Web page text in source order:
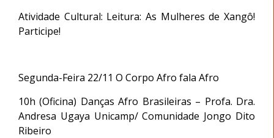
Atividade Cultural: Leitura: As Mulheres de Xangô!
Participe!
Segunda-Feira 22/11 O Corpo Afro fala Afro
10h (Oficina) Danças Afro Brasileiras – Profa. Dra.
Andresa Ugaya Unicamp/ Comunidade Jongo Dito
Ribeiro